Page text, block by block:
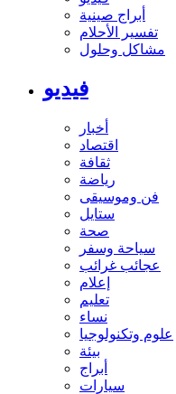
أبراج صينية
تفسير الأحلام
مشاكل وحلول
فيديو
أخبار
اقتصاد
ثقافة
رياضة
فن وموسيقى
ستايل
صحة
سياحة وسفر
عجائب غرائب
إعلام
تعليم
نساء
علوم وتكنولوجيا
بيئة
أبراج
سيارات